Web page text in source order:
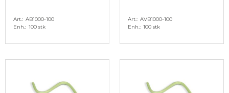
Art. AB1000-100
Enh. 100 stk
Art. AVB1000-100
Enh. 100 stk